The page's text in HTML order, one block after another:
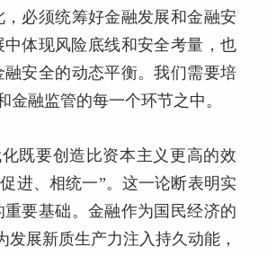
必须统筹好金融发展和金融安
体现风险底线和安全考量，也
安全的动态平衡。我们需要培
融监管的每一个环节之中。
既要创造比资本主义更高的效
进、相统一”。这一论断表明实
要基础。金融作为国民经济的
展新质生产力注入持久动能，